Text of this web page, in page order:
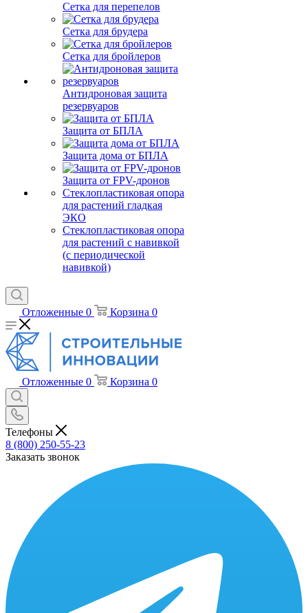
Сетка для перепелов
Сетка для брудера
Сетка для бройлеров
Антидроновая защита
резервуаров
Защита от БПЛА
Защита дома от БПЛА
Защита от FPV-дронов
Стеклопластиковая опора
для растений гладкая
ЭКО
Стеклопластиковая опора
для растений с навивкой
(с периодической
навивкой)
Отложенные 0 Корзина 0
Отложенные 0 Корзина 0
Телефоны
8 (800) 250-55-23
Заказать звонок